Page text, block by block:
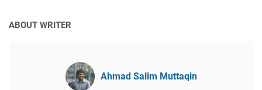
ABOUT WRITER
Ahmad Salim Muttaqin